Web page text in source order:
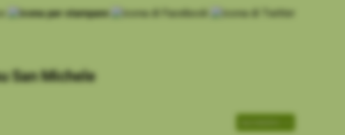
San Michele